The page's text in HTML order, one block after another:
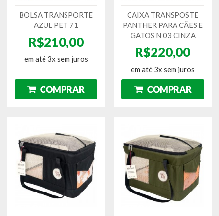
BOLSA TRANSPORTE
AZUL PET 71
R$210,00
em até 3x sem juros
CAIXA TRANSPOSTE
PANTHER PARA CÃES E
GATOS N 03 CINZA
R$220,00
em até 3x sem juros